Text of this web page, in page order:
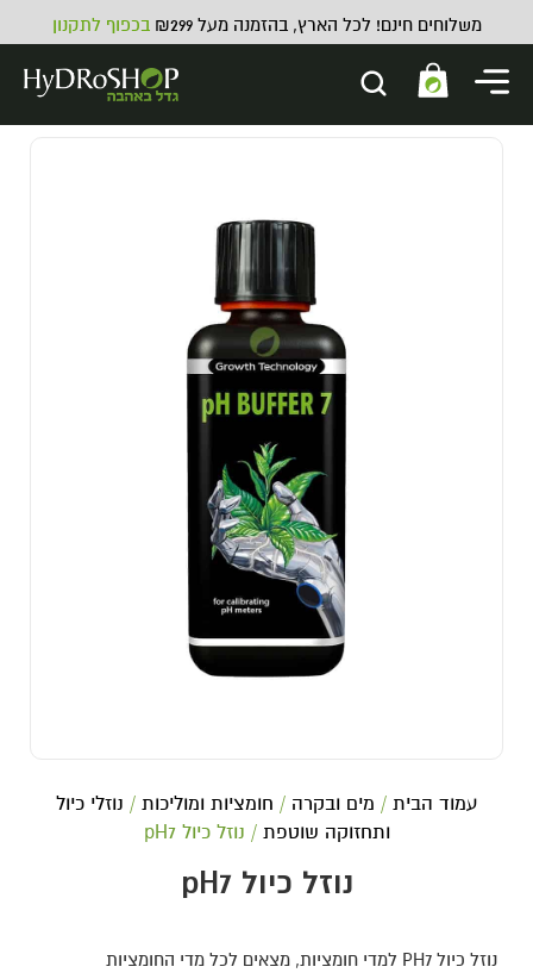
משלוחים חינם! לכל הארץ, בהזמנה מעל ₪299 בכפוף לתקנון
עמוד הבית / מים ובקרה / חומציות ומוליכות / נוזלי כיול
ותחזוקה שוטפת / נוזל כיול pH7
נוזל כיול pH7
נוזל כיול PH7 למדי חומציות, מצאים לכל מדי החומציות
דוחס מיצוי תבלינים ארומטי -
buddies pollen press
₪ 25.00